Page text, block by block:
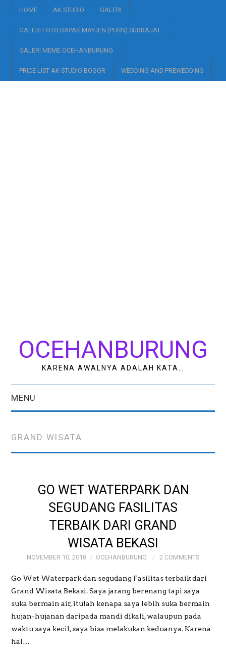
HOME AK STUDIO GALERI
GALERI FOTO BAPAK MAYJEN (PURN) SUDRAJAT
GALERI MEME OCEHANBURUNG
PRICE LIST AK STUDIO BOGOR WEDDING AND PREWEDDING
OCEHANBURUNG
KARENA AWALNYA ADALAH KATA…
MENU
GALERI FOTO BAPAK
MAYJEN (PURN)
GALERI MEME
OCEHANBURUNG
PRICE LIST AK
GRAND WISATA
GO WET WATERPARK DAN
SEGUDANG FASILITAS
TERBAIK DARI GRAND
WISATA BEKASI
NOVEMBER 10, 2018 OCEHANBURUNG 2 COMMENTS
Go Wet Waterpark dan segudang Fasilitas terbaik dari
Grand Wisata Bekasi. Saya jarang berenang tapi saya
suka bermain air, itulah kenapa saya lebih suka bermain
hujan-hujanan daripada mandi dikali, walaupun pada
waktu saya kecil, saya bisa melakukan keduanya. Karena
hal…